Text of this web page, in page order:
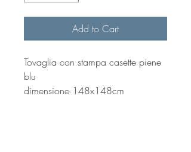
Add to Cart
Tovaglia con stampa casette piene
blu
dimensione 148x148cm